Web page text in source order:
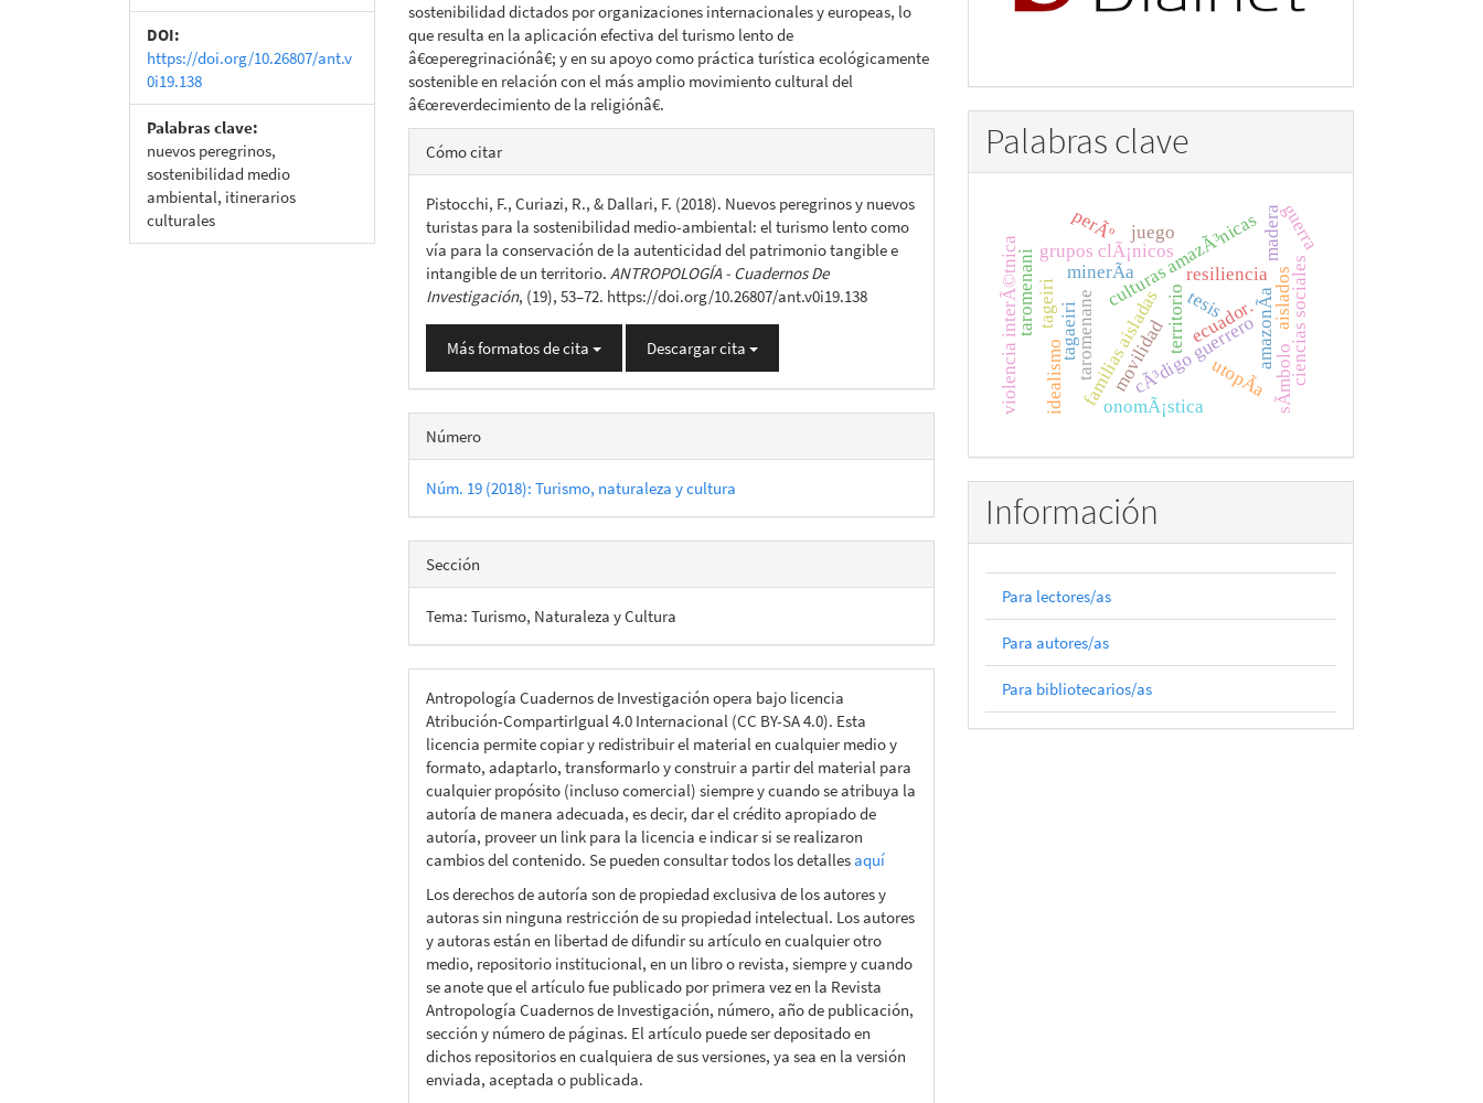
DOI:
https://doi.org/10.26807/ant.v
0i19.138
Palabras clave:
nuevos peregrinos,
sostenibilidad medio
ambiental, itinerarios
culturales
sostenibilidad dictados por organizaciones internacionales y europeas, lo
que resulta en la aplicación efectiva del turismo lento de
â€œperegrinaciónâ€; y en su apoyo como práctica turística ecológicamente
sostenible en relación con el más amplio movimiento cultural del
â€œreverdecimiento de la religiónâ€.
Detalles
del
artículo
Cómo citar
Pistocchi, F., Curiazi, R., & Dallari, F. (2018). Nuevos peregrinos y nuevos
turistas para la sostenibilidad medio-ambiental: el turismo lento como
vía para la conservación de la autenticidad del patrimonio tangible e
intangible de un territorio.ANTROPOLOGÍA - Cuadernos De
Investigación, (19), 53–72. https://doi.org/10.26807/ant.v0i19.138
Más formatos de cita Descargar cita
Número
Núm. 19 (2018): Turismo, naturaleza y cultura
Sección
Tema: Turismo, Naturaleza y Cultura
Antropología Cuadernos de Investigación opera bajo licencia
Atribución-CompartirIgual 4.0 Internacional (CC BY-SA 4.0). Esta
licencia permite copiar y redistribuir el material en cualquier medio y
formato, adaptarlo, transformarlo y construir a partir del material para
cualquier propósito (incluso comercial) siempre y cuando se atribuya la
autoría de manera adecuada, es decir, dar el crédito apropiado de
autoría, proveer un link para la licencia e indicar si se realizaron
cambios del contenido. Se pueden consultar todos los detallesaquí
Los derechos de autoría son de propiedad exclusiva de los autores y
autoras sin ninguna restricción de su propiedad intelectual. Los autores
y autoras están en libertad de difundir su artículo en cualquier otro
medio, repositorio institucional, en un libro o revista, siempre y cuando
se anote que el artículo fue publicado por primera vez en la Revista
Antropología Cuadernos de Investigación, número, año de publicación,
sección y número de páginas. El artículo puede ser depositado en
dichos repositorios en cualquiera de sus versiones, ya sea en la versión
enviada, aceptada o publicada.
Palabras clave
tagaeiri
culturas amazÃ³nicas
movilidad
grupos clÃ¡nicos
familias aisladascÃ³digo guerrero
resiliencia
territorio
taromenane
tageiri amazonÃ­aaislados
taromenani ciencias sociales
violencia interÃ©tnica ecuador.
perÃº madera
minerÃ­a
utopÃ­a
idealismo
tesis
onomÃ¡stica
guerra
juego
sÃ­mbolo
Información
Para lectores/as
Para autores/as
Para bibliotecarios/as